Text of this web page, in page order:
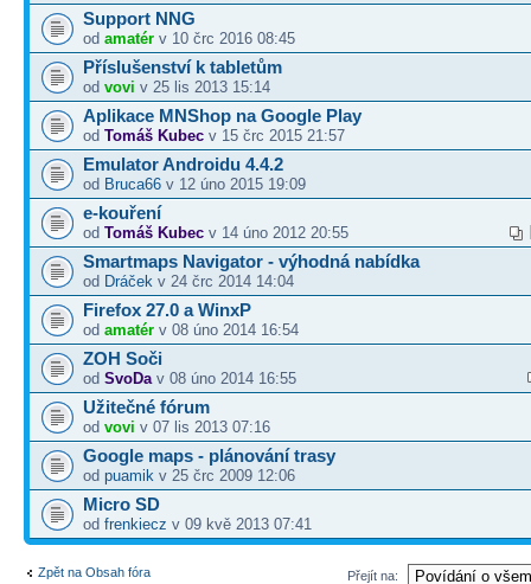
Support NNG
od amatér v 10 črc 2016 08:45
Příslušenství k tabletům
od vovi v 25 lis 2013 15:14
Aplikace MNShop na Google Play
od Tomáš Kubec v 15 črc 2015 21:57
Emulator Androidu 4.4.2
od Bruca66 v 12 úno 2015 19:09
e-kouření
od Tomáš Kubec v 14 úno 2012 20:55
Smartmaps Navigator - výhodná nabídka
od Dráček v 24 črc 2014 14:04
Firefox 27.0 a WinxP
od amatér v 08 úno 2014 16:54
ZOH Soči
od SvoDa v 08 úno 2014 16:55
Užitečné fórum
od vovi v 07 lis 2013 07:16
Google maps - plánování trasy
od puamik v 25 črc 2009 12:06
Micro SD
od frenkiecz v 09 kvě 2013 07:41
Zpět na Obsah fóra Přejít na: